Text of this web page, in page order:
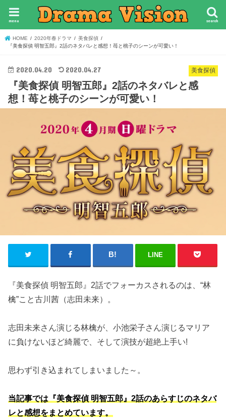
search
menu
HOME 2020年春ドラマ
美食探偵
『美食探偵 明智五郎』2話のネタバレと感想！苺と桃子のシーンが可愛い！
美食探偵
2020.04.20 2020.04.27
『美食探偵 明智五郎』2話のネタバレと感
想！苺と桃子のシーンが可愛い！
LINE
『美食探偵 明智五郎』2話でフォーカスされるのは、“林
檎”こと古川茜（志田未来）。
志田未来さん演じる林檎が、小池栄子さん演じるマリア
に負けないほど綺麗で、そして演技が超絶上手い!
思わず引き込まれてしまいました～。
当記事では『美食探偵 明智五郎』2話のあらすじのネタバ
レと感想をまとめています。